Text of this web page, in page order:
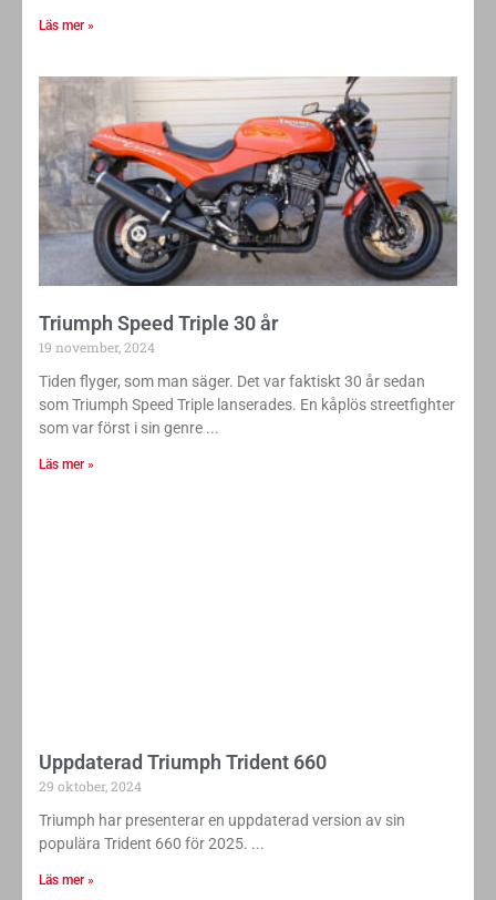
Läs mer »
Triumph Speed Triple 30 år
19 november, 2024
Tiden flyger, som man säger. Det var faktiskt 30 år sedan
som Triumph Speed Triple lanserades. En kåplös streetfighter
som var först i sin genre
Läs mer »
Uppdaterad Triumph Trident 660
29 oktober, 2024
Triumph har presenterar en uppdaterad version av sin
populära Trident 660 för 2025.
Läs mer »